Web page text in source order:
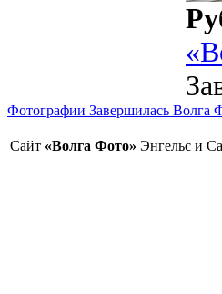
Фотографии Завершилась Волга
Сайт «Волга Фото» Энгельс и